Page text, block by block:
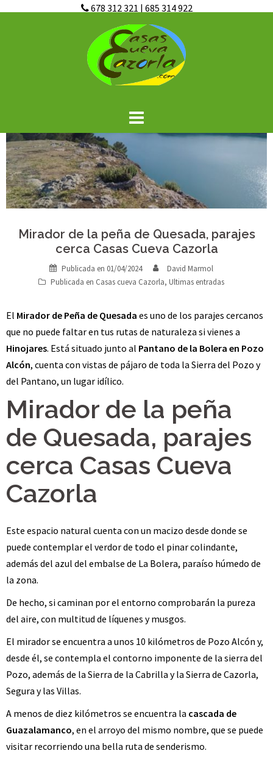
678 312 321 | 685 314 922
Saltar
al
contenido
Mirador de la peña de Quesada, parajes
cerca Casas Cueva Cazorla
Publicada en 01/04/2024
David Marmol
Publicada en Casas cueva Cazorla, Ultimas entradas
El Mirador de Peña de Quesada es uno de los parajes cercanos
que no puede faltar en tus rutas de naturaleza si vienes a
Hinojares. Está situado junto al Pantano de la Bolera en Pozo
Alcón, cuenta con vistas de pájaro de toda la Sierra del Pozo y
del Pantano, un lugar idílico.
Mirador de la peña
de Quesada, parajes
cerca Casas Cueva
Cazorla
Este espacio natural cuenta con un macizo desde donde se
puede contemplar el verdor de todo el pinar colindante,
además del azul del embalse de La Bolera, paraíso húmedo de
la zona.
De hecho, si caminan por el entorno comprobarán la pureza
del aire, con multitud de líquenes y musgos.
El mirador se encuentra a unos 10 kilómetros de Pozo Alcón y,
desde él, se contempla el contorno imponente de la sierra del
Pozo, además de la Sierra de la Cabrilla y la Sierra de Cazorla,
Segura y las Villas.
A menos de diez kilómetros se encuentra la cascada de
Guazalamanco, en el arroyo del mismo nombre, que se puede
visitar recorriendo una bella ruta de senderismo.